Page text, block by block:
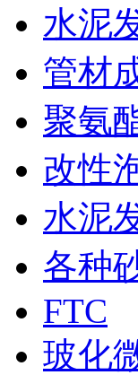
水泥
管材
聚氨
改性
水泥
各种
FTC
玻化